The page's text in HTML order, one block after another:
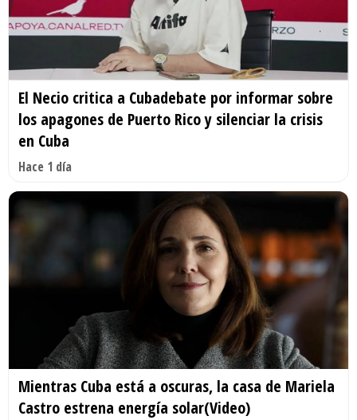
El Necio critica a Cubadebate por informar sobre
los apagones de Puerto Rico y silenciar la crisis
en Cuba
Hace 1 día
Mientras Cuba está a oscuras, la casa de Mariela
Castro estrena energía solar(Video)